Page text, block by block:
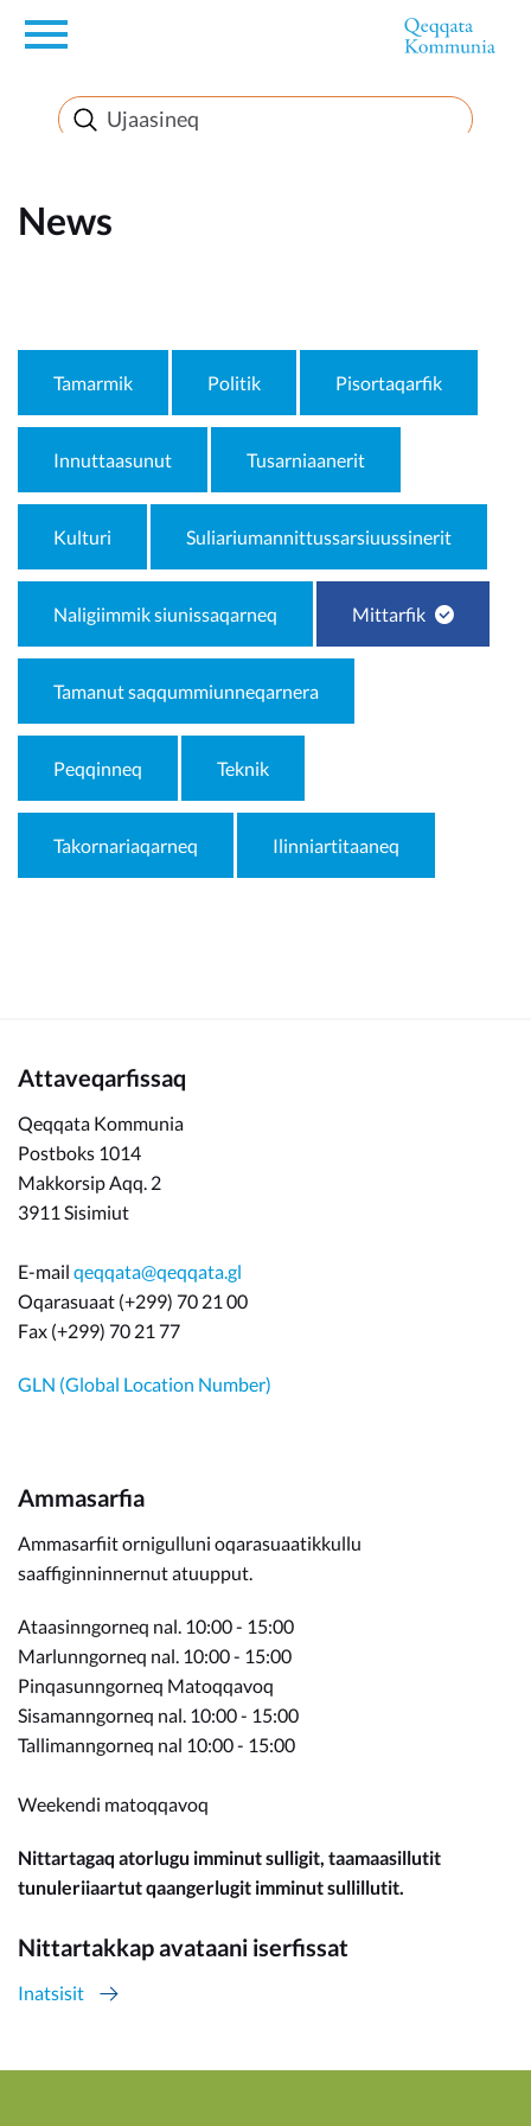
en
News
FirstEnglishSubject
News
Tamarmik Politik Pisortaqarfik
Innuttaasunut Tusarniaanerit
Kulturi Suliariumannittussarsiuussinerit
Naligiimmik siunissaqarneq Mittarfik
Tamanut saqqummiunneqarnera
Peqqinneq Teknik
Takornariaqarneq Ilinniartitaaneq
Attaveqarfissaq
Qeqqata Kommunia
Postboks 1014
Makkorsip Aqq. 2
3911 Sisimiut
E-mail qeqqata@qeqqata.gl
Oqarasuaat (+299) 70 21 00
Fax (+299) 70 21 77
GLN (Global Location Number)
Ammasarfia
Ammasarfiit ornigulluni oqarasuaatikkullu
saaffiginninnernut atuupput.
Ataasinngorneq nal. 10:00 - 15:00
Marlunngorneq nal. 10:00 - 15:00
Pinqasunngorneq Matoqqavoq
Sisamanngorneq nal. 10:00 - 15:00
Tallimanngorneq nal 10:00 - 15:00
Weekendi matoqqavoq
Nittartagaq atorlugu imminut sulligit, taamaasillutit
tunuleriiaartut qaangerlugit imminut sullillutit.
Nittartakkap avataani iserfissat
Inatsisit